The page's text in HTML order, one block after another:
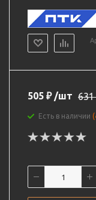
505 ₽ /шт 631
Есть в наличии